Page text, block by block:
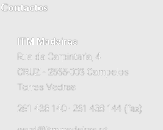
Contactos
ITM Madeiras
Rua da Carpintaria, 4
CRUZ - 2565-003 Campelos
Torres Vedras
261 438 140 · 261 438 144 (fax)